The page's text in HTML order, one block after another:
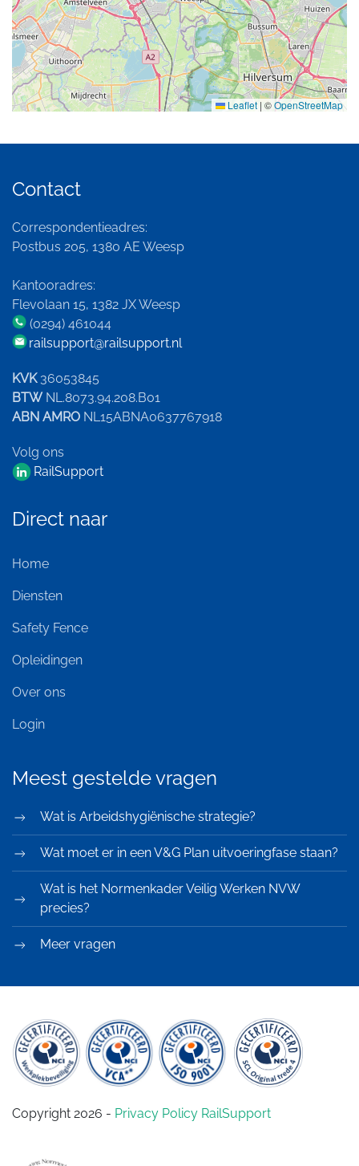
Leaflet | ©OpenStreetMap
Contact
Correspondentieadres:
Postbus 205, 1380 AE Weesp
Kantooradres:
Flevolaan 15, 1382 JX Weesp
(0294) 461044
railsupport@railsupport.nl
KVK 36053845
BTW NL.8073.94.208.B01
ABN AMRO NL15ABNA0637767918
Volg ons
RailSupport
Direct naar
Home
Diensten
Safety Fence
Opleidingen
Over ons
Login
Meest gestelde vragen
Wat is Arbeidshygiënische strategie?
Wat moet er in een V&G Plan uitvoeringfase staan?
Wat is het Normenkader Veilig Werken NVW
precies?
Meer vragen
Copyright 2026 - Privacy Policy RailSupport